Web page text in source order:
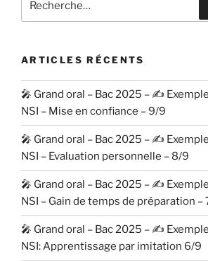
pour
ARTICLES RÉCENTS
🎤 Grand oral – Bac 2025 – ✍️
NSI – Mise en confiance – 9/9
🎤 Grand oral – Bac 2025 – ✍️
NSI – Evaluation personnelle – 8/9
🎤 Grand oral – Bac 2025 – ✍️
NSI – Gain de temps de préparation –
🎤 Grand oral – Bac 2025 – ✍️
NSI: Apprentissage par imitation 6/9